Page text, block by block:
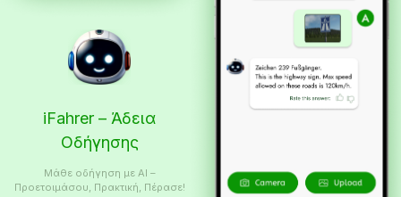
iFahrer – Άδεια
Οδήγησης
Μάθε οδήγηση με AI –
Προετοιμάσου, Πρακτική, Πέρασε!